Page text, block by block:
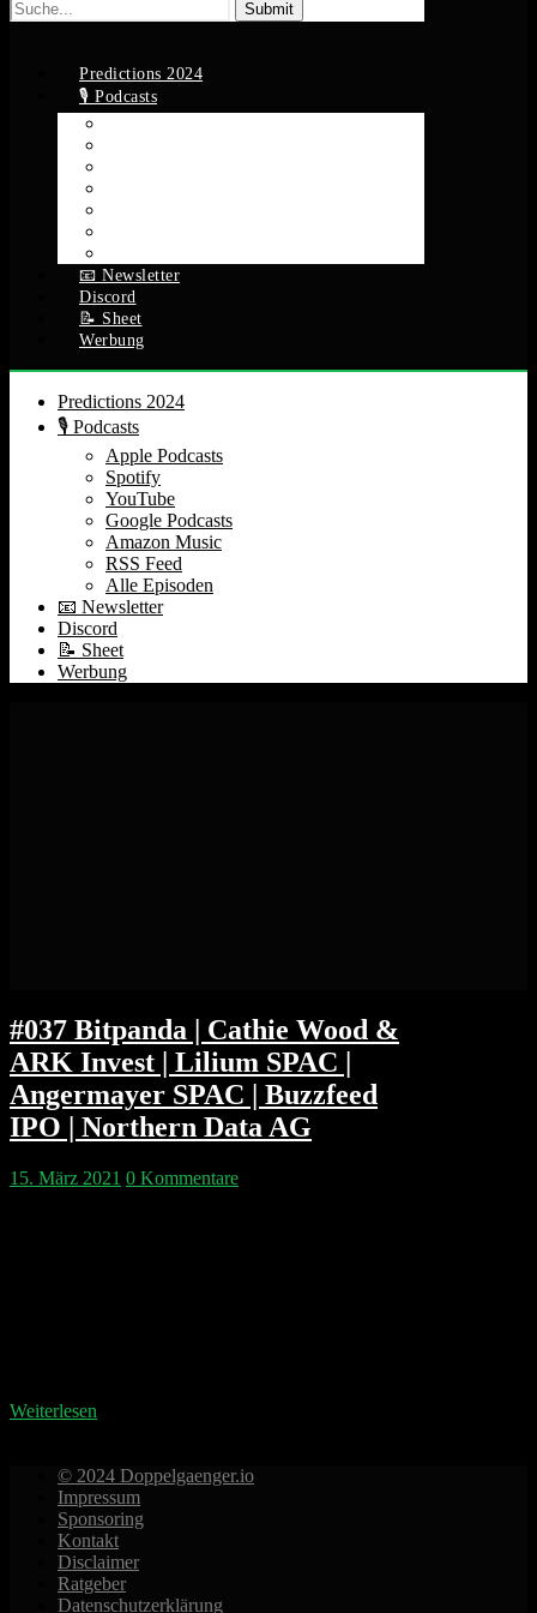
Suche
nach:
Predictions 2024
🎙️ Podcasts
📧 Newsletter
Discord
📝 Sheet
Werbung
Predictions 2024
🎙️ Podcasts
Apple Podcasts
Spotify
YouTube
Google Podcasts
Amazon Music
RSS Feed
Alle Episoden
📧 Newsletter
Discord
📝 Sheet
Werbung
#037 Bitpanda | Cathie Wood &
ARK Invest | Lilium SPAC |
Angermayer SPAC | Buzzfeed
IPO | Northern Data AG
15. März 2021 0 Kommentare
Weiterlesen
© 2024 Doppelgaenger.io
Impressum
Sponsoring
Kontakt
Disclaimer
Ratgeber
Datenschutzerklärung